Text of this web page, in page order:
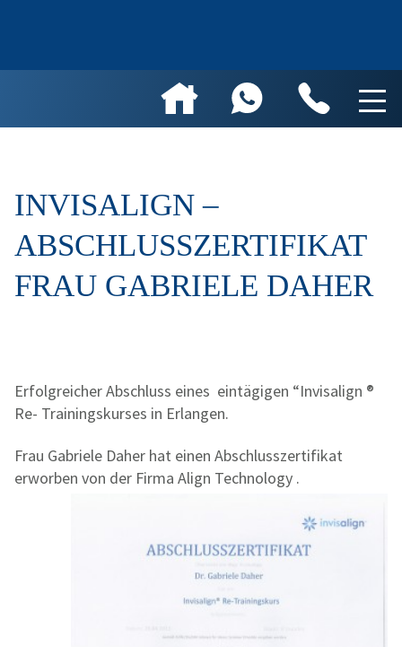
INVISALIGN –
ABSCHLUSSZERTIFIKAT
FRAU GABRIELE DAHER
Erfolgreicher Abschluss eines eintägigen “Invisalign ®
Re- Trainingskurses in Erlangen.
Frau Gabriele Daher hat einen Abschlusszertifikat
erworben von der Firma Align Technology .